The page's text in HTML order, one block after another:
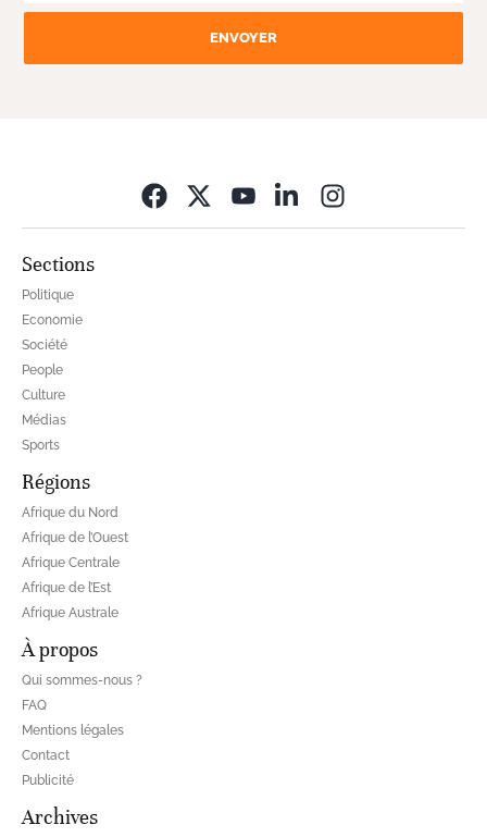
ENVOYER
Sections
Politique
Economie
Société
People
Culture
Médias
Sports
Régions
Afrique du Nord
Afrique de l’Ouest
Afrique Centrale
Afrique de l’Est
Afrique Australe
À propos
Qui sommes-nous ?
FAQ
Mentions légales
Contact
Publicité
Archives